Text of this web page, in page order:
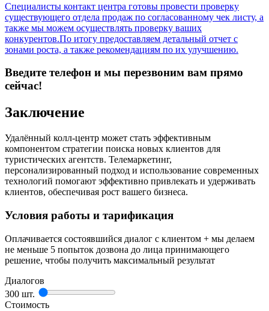
Специалисты контакт центра готовы провести проверку
существующего отдела продаж по согласованному чек листу, а
также мы можем осуществлять проверку ваших
конкурентов.По итогу предоставляем детальный отчет с
зонами роста, а также рекомендациям по их улучшению.
Введите телефон и мы перезвоним вам прямо
сейчас!
Заключение
Удалённый колл-центр может стать эффективным
компонентом стратегии поиска новых клиентов для
туристических агентств. Телемаркетинг,
персонализированный подход и использование современных
технологий помогают эффективно привлекать и удерживать
клиентов, обеспечивая рост вашего бизнеса.
Условия работы и тарификация
Оплачивается состоявшийся диалог с клиентом + мы делаем
не меньше 5 попыток дозвона до лица принимающего
решение, чтобы получить максимальный результат
Диалогов
300 шт.
Стоимость